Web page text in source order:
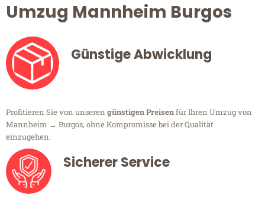
Umzug Mannheim Burgos
Günstige Abwicklung
Profitieren Sie von unseren günstigen Preisenfür Ihren Umzug von
Mannheim → Burgos, ohne Kompromisse bei der Qualität
einzugehen.
Sicherer Service